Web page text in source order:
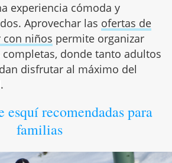
experiencia cómoda y
Aprovechar las ofertas de
con niños permite organizar
completas, donde tanto adultos
disfrutar al máximo del
esquí recomendadas para
familias